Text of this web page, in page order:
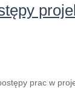
prac w